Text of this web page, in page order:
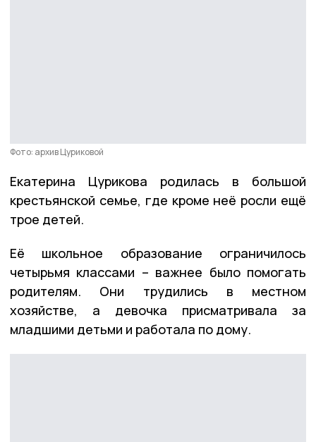
Фото: архив Цуриковой
Екатерина Цурикова родилась в большой
крестьянской семье, где кроме неё росли ещё
трое детей.
Её школьное образование ограничилось
четырьмя классами – важнее было помогать
родителям. Они трудились в местном
хозяйстве, а девочка присматривала за
младшими детьми и работала по дому.